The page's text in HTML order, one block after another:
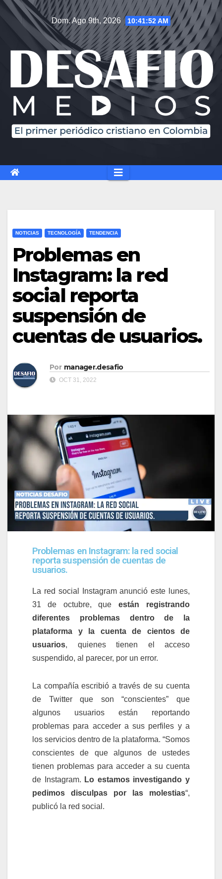
Dom. Ago 9th, 2026 10:41:53 AM
NOTICIAS TECNOLOGÍA TENDENCIA
Problemas en
Instagram: la red
social reporta
suspensión de
cuentas de usuarios.
Por manager.desafio
OCT 31, 2022
Problemas en Instagram: la red social
reporta suspensión de cuentas de
usuarios.
La red social Instagram anunció este lunes,
31 de octubre, que están registrando
diferentes problemas dentro de la
plataforma y la cuenta de cientos de
usuarios, quienes tienen el acceso
suspendido, al parecer, por un error.
La compañía escribió a través de su cuenta
de Twitter que son “conscientes” que
algunos usuarios están reportando
problemas para acceder a sus perfiles y a
los servicios dentro de la plataforma. “Somos
conscientes de que algunos de ustedes
tienen problemas para acceder a su cuenta
de Instagram. Lo estamos investigando y
pedimos disculpas por las molestias“,
publicó la red social.